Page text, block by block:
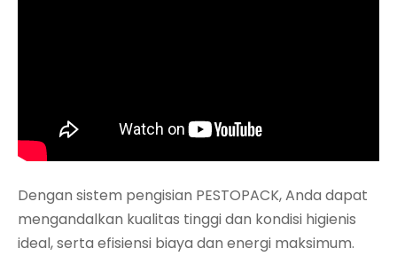
Dengan sistem pengisian PESTOPACK, Anda dapat
mengandalkan kualitas tinggi dan kondisi higienis
ideal, serta efisiensi biaya dan energi maksimum.